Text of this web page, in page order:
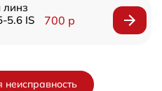
линз
5.6 IS
700 р
неисправность